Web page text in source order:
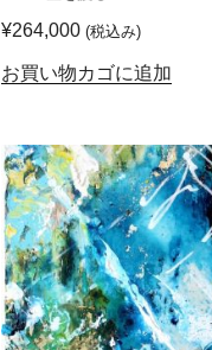
¥264,000 (税込み)
お買い物カゴに追加